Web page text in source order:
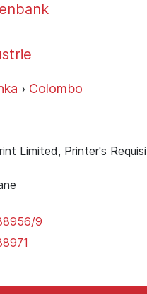
› Colombo
Limited, Printer's
9